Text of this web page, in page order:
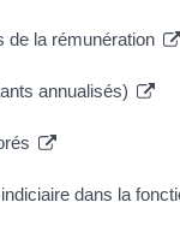
de la rémunération
annualisés)
dans la